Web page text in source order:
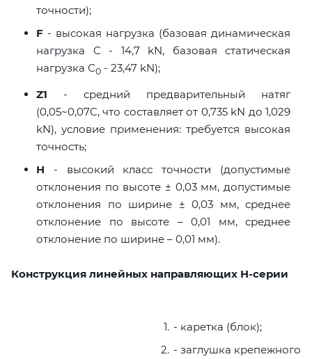
точности);
F - высокая нагрузка (базовая динамическая
нагрузка C - 14,7 kN, базовая статическая
нагрузка С0 - 23,47 kN);
Z1 - средний предварительный натяг
(0,05~0,07C, что составляет от 0,735 kN до 1,029
kN), условие применения: требуется высокая
точность;
H - высокий класс точности (допустимые
отклонения по высоте ± 0,03 мм, допустимые
отклонения по ширине ± 0,03 мм, среднее
отклонение по высоте – 0,01 мм, среднее
отклонение по ширине – 0,01 мм).
Конструкция линейных направляющих H-серии
- каретка (блок);
- заглушка крепежного